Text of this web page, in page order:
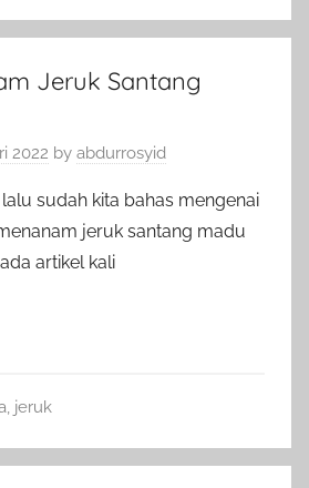
Jeruk Santang
2022 by abdurrosyid
sudah kita bahas mengenai
jeruk santang madu
artikel kali
, jeruk